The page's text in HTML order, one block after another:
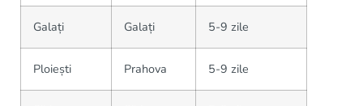
Galați Galați 5-9 zile
Ploiești Prahova 5-9 zile